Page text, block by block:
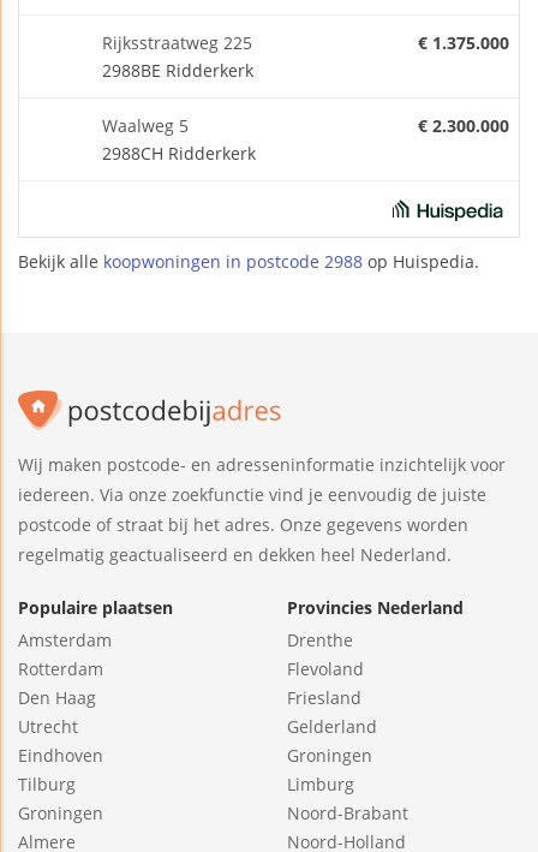
Rijksstraatweg 225
2988BE Ridderkerk
€ 1.375.000
Waalweg 5
2988CH Ridderkerk
€ 2.300.000
Bekijk alle koopwoningen in postcode 2988 op Huispedia.
Wij maken postcode- en adresseninformatie inzichtelijk voor
iedereen. Via onze zoekfunctie vind je eenvoudig de juiste
postcode of straat bij het adres. Onze gegevens worden
regelmatig geactualiseerd en dekken heel Nederland.
Populaire plaatsen
Amsterdam
Rotterdam
Den Haag
Utrecht
Eindhoven
Tilburg
Groningen
Almere
Provincies Nederland
Drenthe
Flevoland
Friesland
Gelderland
Groningen
Limburg
Noord-Brabant
Noord-Holland